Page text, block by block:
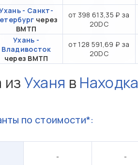
- Санкт-
через
ВМТП
от 398 613,35 ₽ за
20DC
Ухань -
Владивосток
через ВМТП
от 128 591,69 ₽ за
20DC
изУханя в Находка
по стоимости*:
- -